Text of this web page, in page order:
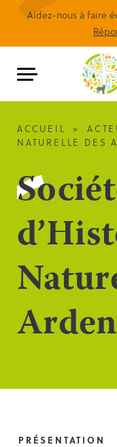
Aidez-nous à faire
ACCUEIL »
NATURELLE DES
PRÉSENTATION